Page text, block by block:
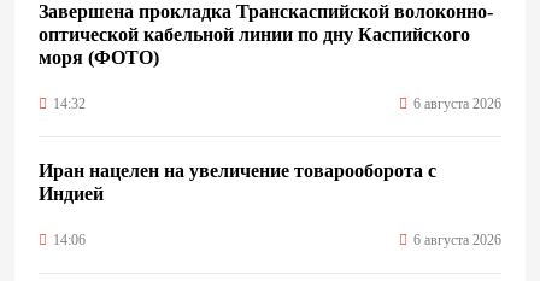
Завершена прокладка Транскаспийской волоконно-
оптической кабельной линии по дну Каспийского
моря (ФОТО)
14:32 6 августа 2026
Иран нацелен на увеличение товарооборота с
Индией
14:06 6 августа 2026